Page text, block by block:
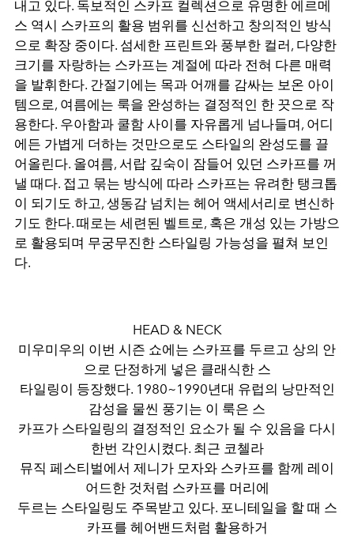
내고 있다. 독보적인 스카프 컬렉션으로 유명한 에르메
스 역시 스카프의 활용 범위를 신선하고 창의적인 방식
으로 확장 중이다. 섬세한 프린트와 풍부한 컬러, 다양한
크기를 자랑하는 스카프는 계절에 따라 전혀 다른 매력
을 발휘한다. 간절기에는 목과 어깨를 감싸는 보온 아이
템으로, 여름에는 룩을 완성하는 결정적인 한 끗으로 작
용한다. 우아함과 쿨함 사이를 자유롭게 넘나들며, 어디
에든 가볍게 더하는 것만으로도 스타일의 완성도를 끌
어올린다. 올여름, 서랍 깊숙이 잠들어 있던 스카프를 꺼
낼 때다. 접고 묶는 방식에 따라 스카프는 유려한 탱크톱
이 되기도 하고, 생동감 넘치는 헤어 액세서리로 변신하
기도 한다. 때로는 세련된 벨트로, 혹은 개성 있는 가방으
로 활용되며 무궁무진한 스타일링 가능성을 펼쳐 보인
다.
HEAD & NECK
미우미우의 이번 시즌 쇼에는 스카프를 두르고 상의 안
으로 단정하게 넣은 클래식한 스
타일링이 등장했다. 1980~1990년대 유럽의 낭만적인
감성을 물씬 풍기는 이 룩은 스
카프가 스타일링의 결정적인 요소가 될 수 있음을 다시
한번 각인시켰다. 최근 코첼라
뮤직 페스티벌에서 제니가 모자와 스카프를 함께 레이
어드한 것처럼 스카프를 머리에
두르는 스타일링도 주목받고 있다. 포니테일을 할 때 스
카프를 헤어밴드처럼 활용하거